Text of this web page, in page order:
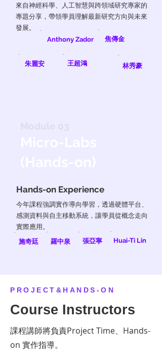
來自神經科學、人工智慧與跨領域研究專家的
專題分享，帶領學員理解最新研究方向與未來
發展。
Anthony Zador 焦傳金
朱麗安 王超鴻 林秀豪
Hands-on Experience
今年課程強調實作導向學習，透過硬體平台、
感測資料與自主移動系統，讓學員從概念走向
實際應用。
施奇廷 羅中泉 張亞寧 Huai-Ti Lin
PROJECT&HANDS-ON
Course Instructors
課程講師將負責Project Time、Hands-
on 實作指導。